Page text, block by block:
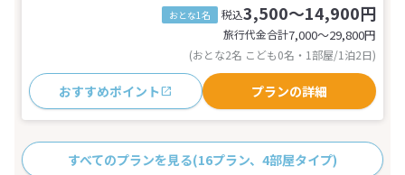
おとな1名 税込3,500～14,900円
旅行代金合計7,000〜29,800円
(おとな2名 こども0名・1部屋/1泊2日)
おすすめポイント プランの詳細
すべてのプランを見る(16プラン、4部屋タイプ)